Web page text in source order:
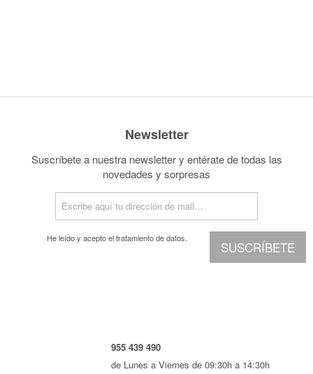
Newsletter
Suscríbete a nuestra newsletter y entérate de todas las
novedades y sorpresas
SUSCRÍBETE
He leído y acepto eltratamiento de datos.
955 439 490
de Lunes a Viernes de 09:30h a 14:30h